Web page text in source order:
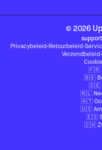
© 2026
Privacybeleid-Retourbeleid-
Verzendbeleid-
🇫🇷
🇧🇪
🇩🇪
🇳🇱
🇦🇹
🇺🇸
🇪🇸
🇨🇭